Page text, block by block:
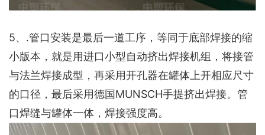
5、.管口安装是最后一道工序，等同于底部焊接的缩
小版本，就是用进口小型自动挤出焊接机组，将接管
与法兰焊接成型，再采用开孔器在罐体上开相应尺寸
的口径，最后采用德国MUNSCH手提挤出焊接。管
口焊缝与罐体一体，焊接强度高。